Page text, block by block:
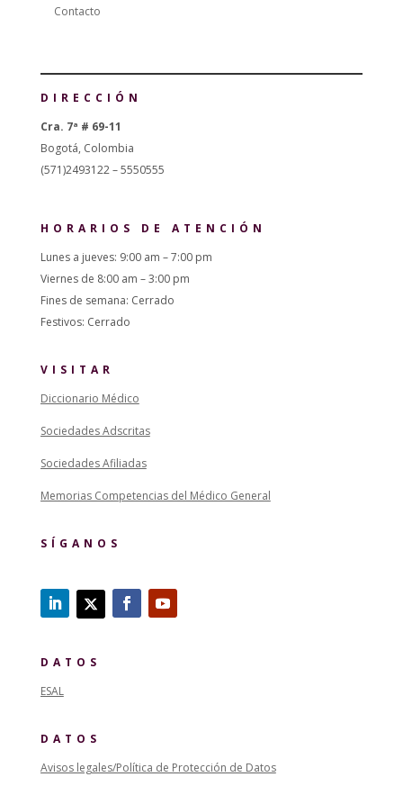
Contacto
DIRECCIÓN
Cra. 7ª # 69-11
Bogotá, Colombia
(571)2493122 – 5550555
HORARIOS DE ATENCIÓN
Lunes a jueves: 9:00 am – 7:00 pm
Viernes de 8:00 am – 3:00 pm
Fines de semana: Cerrado
Festivos: Cerrado
VISITAR
Diccionario Médico
Sociedades Adscritas
Sociedades Afiliadas
Memorias Competencias del Médico General
SÍGANOS
DATOS
ESAL
DATOS
Avisos legales/Política de Protección de Datos